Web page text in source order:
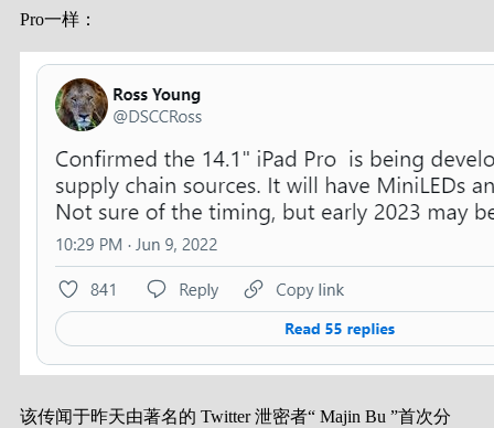
Pro‌一样：
该传闻于昨天由著名的 Twitter 泄密者“ Majin Bu ”首次分